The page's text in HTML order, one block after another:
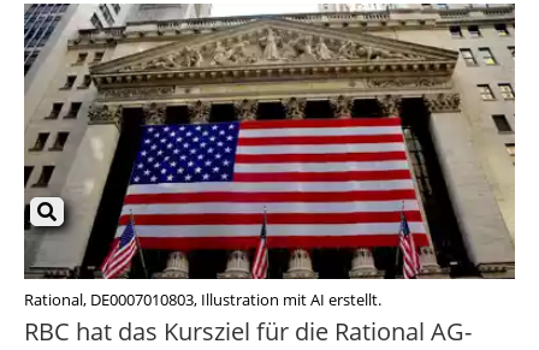
Rational, DE0007010803, Illustration mit AI erstellt.
RBC hat das Kursziel für die Rational AG-